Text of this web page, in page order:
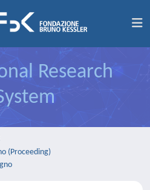
Research
(Proceeding)